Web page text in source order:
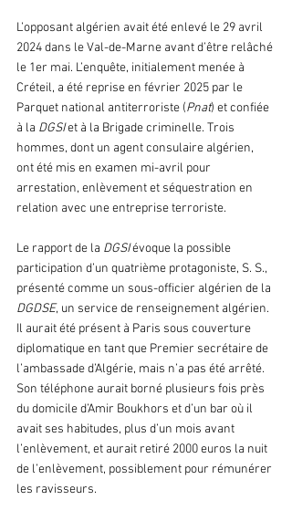
L’opposant algérien avait été enlevé le 29 avril
2024 dans le Val-de-Marne avant d’être relâché
le 1er mai. L’enquête, initialement menée à
Créteil, a été reprise en février 2025 par le
Parquet national antiterroriste (Pnat) et confiée
à la DGSI et à la Brigade criminelle. Trois
hommes, dont un agent consulaire algérien,
ont été mis en examen mi-avril pour
arrestation, enlèvement et séquestration en
relation avec une entreprise terroriste.
Le rapport de la DGSI évoque la possible
participation d’un quatrième protagoniste, S. S.,
présenté comme un sous-officier algérien de la
DGDSE, un service de renseignement algérien.
Il aurait été présent à Paris sous couverture
diplomatique en tant que Premier secrétaire de
l’ambassade d’Algérie, mais n’a pas été arrêté.
Son téléphone aurait borné plusieurs fois près
du domicile d’Amir Boukhors et d’un bar où il
avait ses habitudes, plus d’un mois avant
l’enlèvement, et aurait retiré 2000 euros la nuit
de l’enlèvement, possiblement pour rémunérer
les ravisseurs.